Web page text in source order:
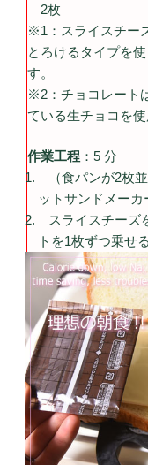
2枚
※1：スライスチー
とろけるタイプを
す。
※2：チョコレート
ている生チョコを使
作業工程 ：5 分
（食パンが2枚
ットサンドメーカ
スライスチーズ
トを1枚ずつ乗せる